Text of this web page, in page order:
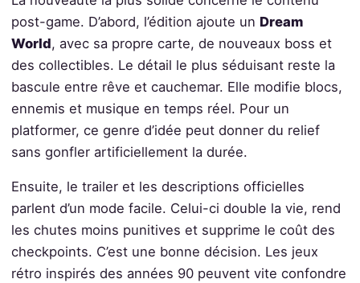
post-game. D’abord, l’édition ajoute un Dream
World, avec sa propre carte, de nouveaux boss et
des collectibles. Le détail le plus séduisant reste la
bascule entre rêve et cauchemar. Elle modifie blocs,
ennemis et musique en temps réel. Pour un
platformer, ce genre d’idée peut donner du relief
sans gonfler artificiellement la durée.
Ensuite, le trailer et les descriptions officielles
parlent d’un mode facile. Celui-ci double la vie, rend
les chutes moins punitives et supprime le coût des
checkpoints. C’est une bonne décision. Les jeux
rétro inspirés des années 90 peuvent vite confondre